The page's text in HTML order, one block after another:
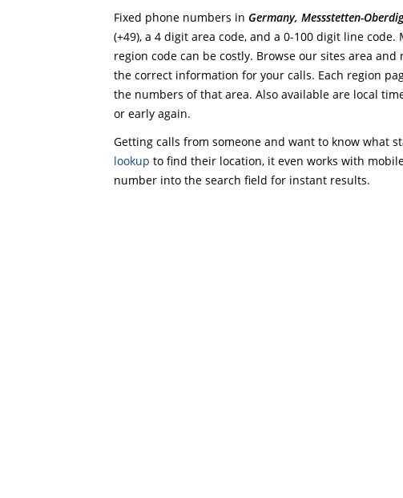
Fixed phone numbers in Germany, Messstetten-
(+49), a 4 digit area code, and a 0-100 digit line
region code can be costly. Browse our sites area
the correct information for your calls. Each region
the numbers of that area. Also available are local
or early again.
Getting calls from someone and want to know what
lookup to find their location, it even works with
number into the search field for instant results.